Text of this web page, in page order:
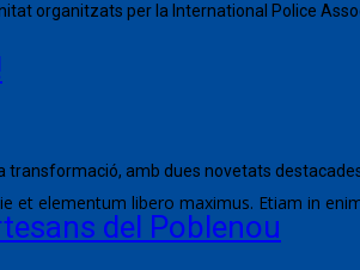
et elementum libero maximus. Etiam in
organitzats per la International Police
amb dues novetats
del Poblenou